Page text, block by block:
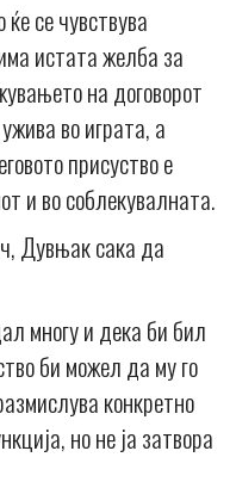
се чувствува
истата желба за
на договорот
во играта, а
присуство е
и во соблекувалната.
Дувњак сака да
многу и дека би бил
би можел да му го
конкретно
но не ја затвора